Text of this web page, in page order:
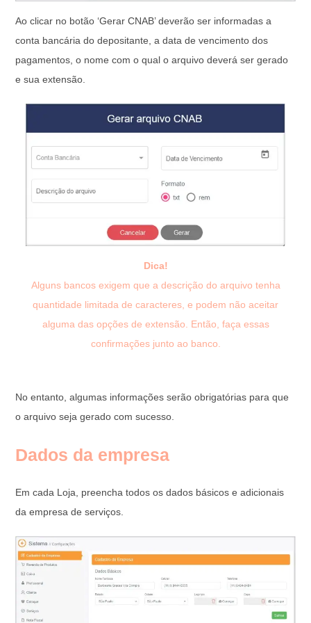
Ao clicar no botão ‘Gerar CNAB’ deverão ser informadas a
conta bancária do depositante, a data de vencimento dos
pagamentos, o nome com o qual o arquivo deverá ser gerado
e sua extensão.
Dica!
Alguns bancos exigem que a descrição do arquivo tenha
quantidade limitada de caracteres, e podem não aceitar
alguma das opções de extensão. Então, faça essas
confirmações junto ao banco.
No entanto, algumas informações serão obrigatórias para que
o arquivo seja gerado com sucesso.
Dados da empresa
Em cada Loja, preencha todos os dados básicos e adicionais
da empresa de serviços.